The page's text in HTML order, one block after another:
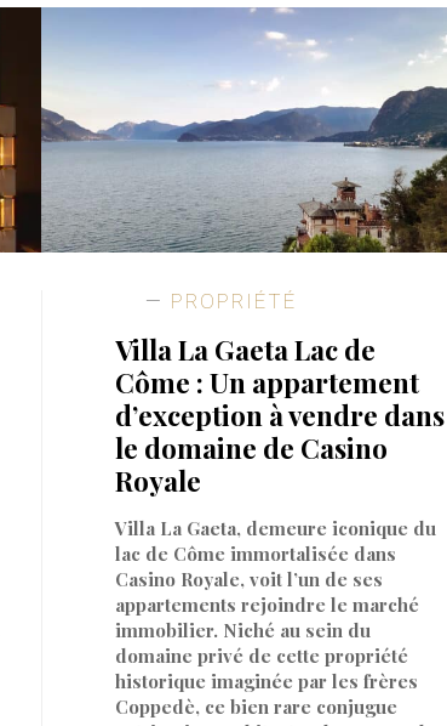
PROPRIÉTÉ
Villa La Gaeta Lac de
Côme : Un appartement
d’exception à vendre dans
le domaine de Casino
Royale
Villa La Gaeta, demeure iconique du
lac de Côme immortalisée dans
Casino Royale, voit l’un de ses
appartements rejoindre le marché
immobilier. Niché au sein du
domaine privé de cette propriété
historique imaginée par les frères
Coppedè, ce bien rare conjugue